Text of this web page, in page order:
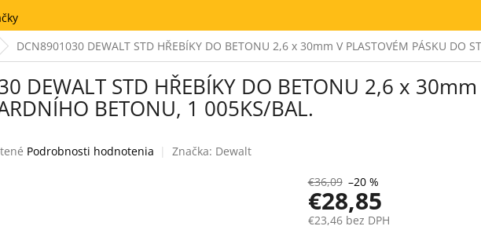
DCN8901030 DEWALT STD HŘEBÍKY DO BETONU 2,6 x 30mm V PLASTOVÉM PÁSKU DO
DEWALT STD HŘEBÍKY DO BETONU 2,6 x 30mm
BETONU, 1 005KS/BAL.
Podrobnosti hodnotenia Značka: Dewalt
€36,09 –20 %
€28,85
€23,46 bez DPH